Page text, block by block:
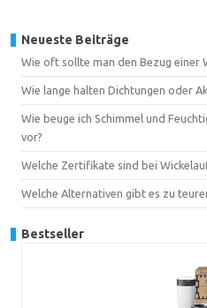
Neueste Beiträge
Wie oft sollte man den Bezug einer
Wie lange halten Dichtungen oder
Wie beuge ich Schimmel und
vor?
Welche Zertifikate sind bei
Welche Alternativen gibt es zu
Bestseller